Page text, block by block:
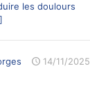
les doulours
14/11/2025